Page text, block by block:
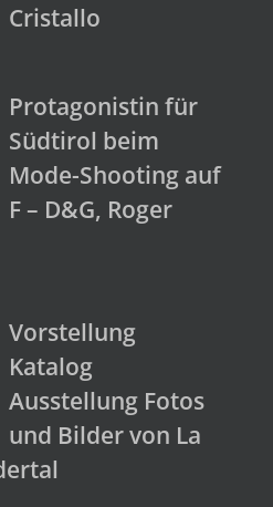
Cristallo
Protagonistin für
Südtirol beim
Mode-Shooting auf
F – D&G, Roger
Vorstellung
Katalog
Ausstellung Fotos
und Bilder von La